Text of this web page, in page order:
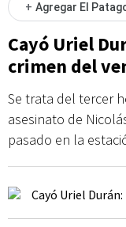
+ Agregar El
Cayó Uriel
crimen del
Se trata del tercer
asesinato de
pasado en la